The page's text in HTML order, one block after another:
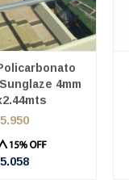
4mm
5.950
5.058